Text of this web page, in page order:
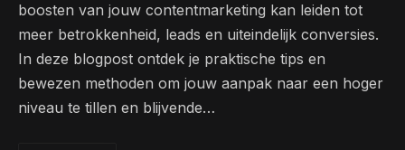
boosten van jouw contentmarketing kan leiden tot
meer betrokkenheid, leads en uiteindelijk conversies.
In deze blogpost ontdek je praktische tips en
bewezen methoden om jouw aanpak naar een hoger
niveau te tillen en blijvende…